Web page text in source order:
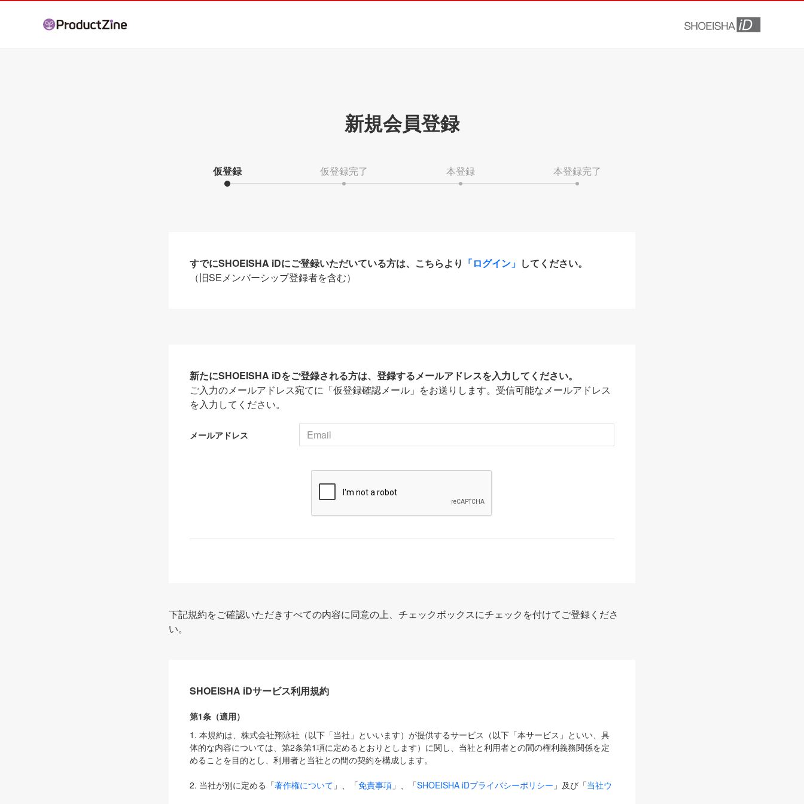
新規会員登録
仮登録 仮登録完了 本登録 本登録完了
すでにSHOEISHA iDにご登録いただいている方は、こちらより 「ログイン」 してください。
（旧SEメンバーシップ登録者を含む）
新たにSHOEISHA iDをご登録される方は、登録するメールアドレスを入力してください。
ご入力のメールアドレス宛てに「仮登録確認メール」をお送りします。受信可能なメールアドレス
を入力してください。
メールアドレス
下記規約をご確認いただきすべての内容に同意の上、チェックボックスにチェックを付けてご登録くださ
い。
SHOEISHA iDサービス利用規約
第1条（適用）
1. 本規約は、株式会社翔泳社（以下「当社」といいます）が提供するサービス（以下「本サービス」といい、具
体的な内容については、第2条第1項に定めるとおりとします）に関し、当社と利用者との間の権利義務関係を定
めることを目的とし、利用者と当社との間の契約を構成します。
2. 当社が別に定める「著作権について 」、「免責事項 」、「SHOEISHA iDプライバシーポリシー 」及び「当社ウ